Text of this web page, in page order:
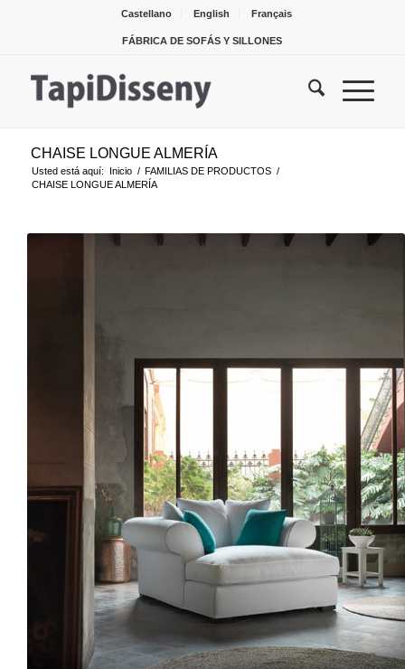
Castellano English Français
FÁBRICA DE SOFÁS Y SILLONES
CHAISE LONGUE ALMERÍA
Usted está aquí: Inicio / FAMILIAS DE PRODUCTOS /
CHAISE LONGUE ALMERÍA